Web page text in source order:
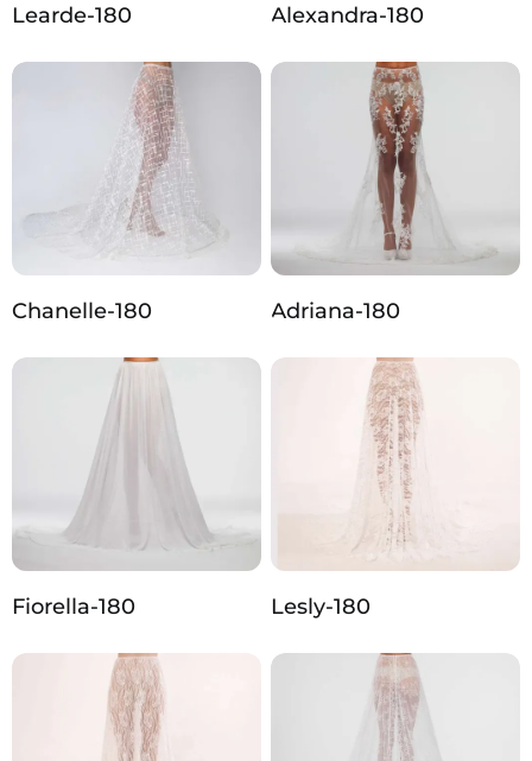
Learde-180 Alexandra-180
Chanelle-180 Adriana-180
Fiorella-180 Lesly-180